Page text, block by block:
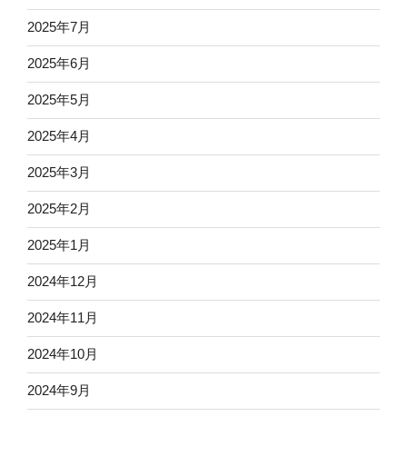
2025年7月
2025年6月
2025年5月
2025年4月
2025年3月
2025年2月
2025年1月
2024年12月
2024年11月
2024年10月
2024年9月